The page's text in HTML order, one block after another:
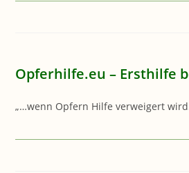
Opferhilfe.eu – Ersthilfe
„…wenn Opfern Hilfe verweigert